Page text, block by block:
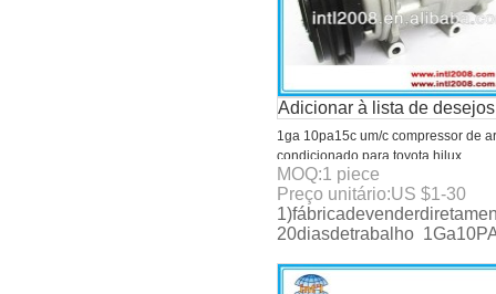
Adicionar à lista de desejos
1ga 10pa15c um/c compressor de ar
condicionado para toyota hilux
kompressor/compressor bomba
MOQ:1 piece
Preço unitário:US $1-30
20diasdetrabalho